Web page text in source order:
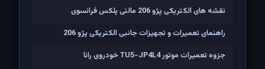
نقشه های الکتریکی پژو 206 مالتی پلکس فرانسوی
راهنمای تعمیرات و تجهیزات جانبی الکتریکی پژو 206
جزوه تعمیرات موتور TU5-JP4L4 خودروی رانا